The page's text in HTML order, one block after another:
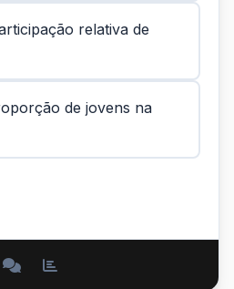
relativa de
de jovens na